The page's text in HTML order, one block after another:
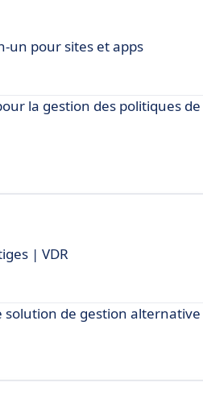
un pour sites et apps
la gestion des politiques
| VDR
de gestion alternative